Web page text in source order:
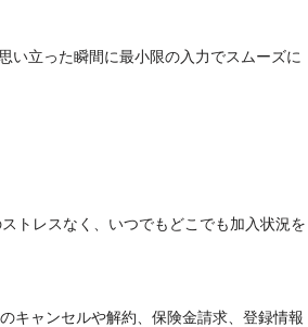
い立った瞬間に最小限の入力でスムーズに
トレスなく、いつでもどこでも加入状況を
キャンセルや解約、保険金請求、登録情報